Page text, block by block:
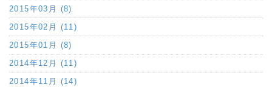
2015年03月 (8)
2015年02月 (11)
2015年01月 (8)
2014年12月 (11)
2014年11月 (14)